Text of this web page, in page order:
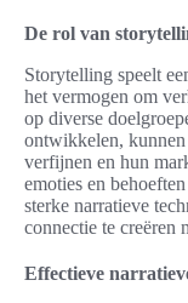
De rol van
Storytelling speelt
het vermogen om
op diverse
ontwikkelen,
verfijnen en hun
emoties en
sterke narratieve
connectie te creëren
Effectieve